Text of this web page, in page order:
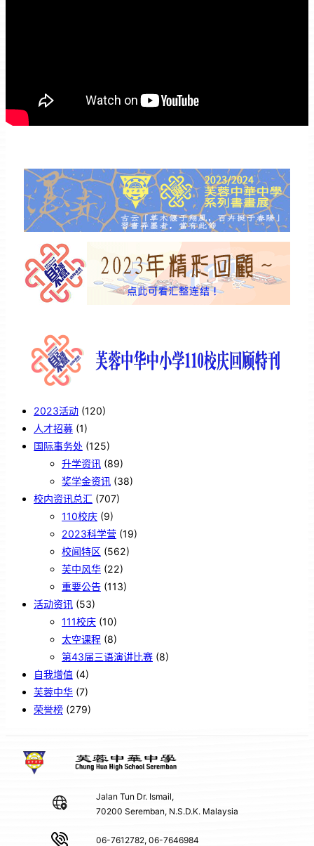
2023活动 (120)
人才招募 (1)
国际事务处 (125)
升学资讯 (89)
奖学金资讯 (38)
校内资讯总汇 (707)
110校庆 (9)
2023科学营 (19)
校闻特区 (562)
芙中风华 (22)
重要公告 (113)
活动资讯 (53)
111校庆 (10)
太空课程 (8)
第43届三语演讲比赛 (8)
自我增值 (4)
芙蓉中华 (7)
荣誉榜 (279)
Jalan Tun Dr. Ismail,
70200 Seremban, N.S.D.K. Malaysia
06-7612782, 06-7646984